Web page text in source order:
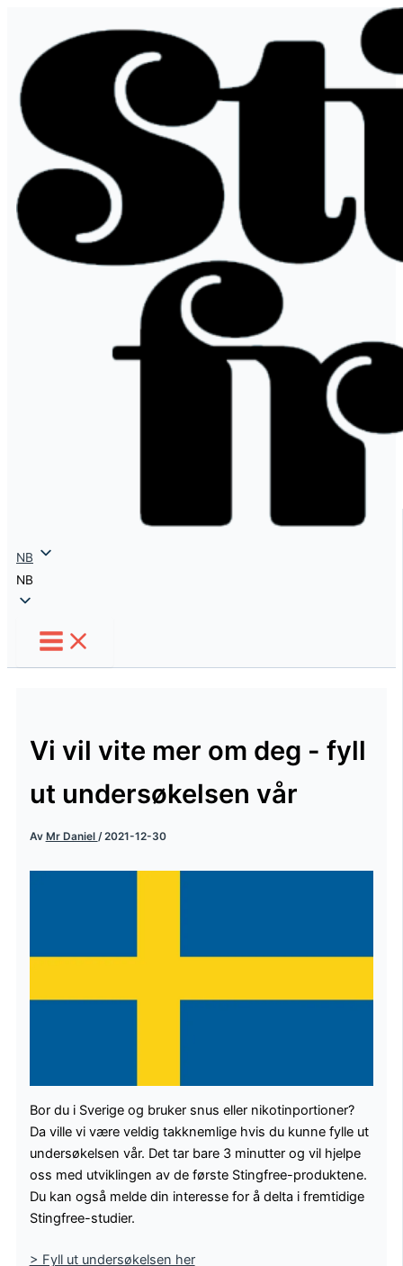
innhold
NB
NB
Vi vil vite mer om deg - fyll
ut undersøkelsen vår
Av Mr Daniel /2021-12-30
Bor du i Sverige og bruker snus eller nikotinportioner?
Da ville vi være veldig takknemlige hvis du kunne fylle ut
undersøkelsen vår. Det tar bare 3 minutter og vil hjelpe
oss med utviklingen av de første Stingfree-produktene.
Du kan også melde din interesse for å delta i fremtidige
Stingfree-studier.
> Fyll ut undersøkelsen her